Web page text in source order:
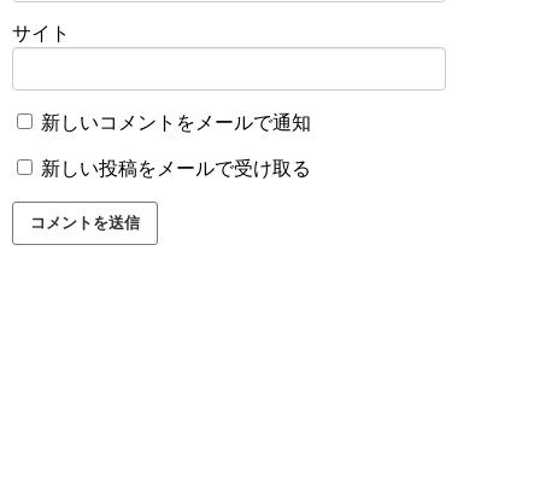
サイト
新しいコメントをメールで通知
新しい投稿をメールで受け取る